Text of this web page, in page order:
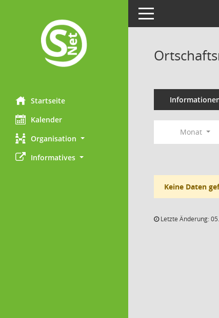
Startseite
Kalender
Organisation
Informatives
Toggle navigation
Monat
Keine Daten
Letzte Änderung: